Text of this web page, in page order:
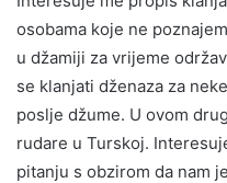
osobama koje ne
u džamiji za vrijeme
se klanjati dženaza za
poslje džume. U ovom
rudare u Turskoj.
pitanju s obzirom da nam